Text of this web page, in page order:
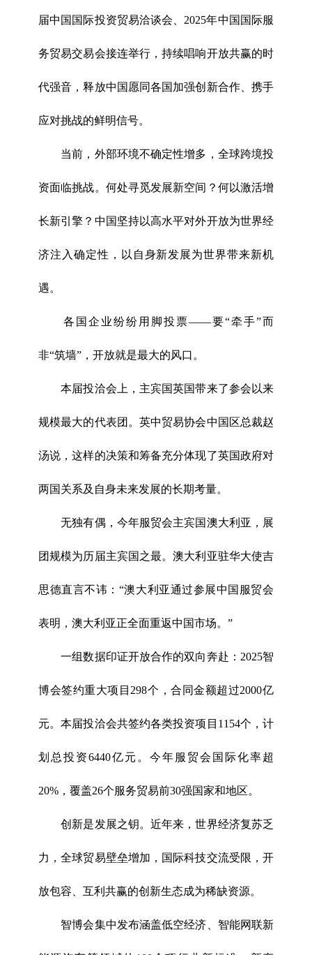
届中国国际投资贸易洽谈会、2025年中国国际服
务贸易交易会接连举行，持续唱响开放共赢的时
代强音，释放中国愿同各国加强创新合作、携手
应对挑战的鲜明信号。
当前，外部环境不确定性增多，全球跨境投
资面临挑战。何处寻觅发展新空间？何以激活增
长新引擎？中国坚持以高水平对外开放为世界经
济注入确定性，以自身新发展为世界带来新机
遇。
各国企业纷纷用脚投票——要“牵手”而
非“筑墙”，开放就是最大的风口。
本届投洽会上，主宾国英国带来了参会以来
规模最大的代表团。英中贸易协会中国区总裁赵
汤说，这样的决策和筹备充分体现了英国政府对
两国关系及自身未来发展的长期考量。
无独有偶，今年服贸会主宾国澳大利亚，展
团规模为历届主宾国之最。澳大利亚驻华大使吉
思德直言不讳：“澳大利亚通过参展中国服贸会
表明，澳大利亚正全面重返中国市场。”
一组数据印证开放合作的双向奔赴：2025智
博会签约重大项目298个，合同金额超过2000亿
元。本届投洽会共签约各类投资项目1154个，计
划总投资6440亿元。今年服贸会国际化率超
20%，覆盖26个服务贸易前30强国家和地区。
创新是发展之钥。近年来，世界经济复苏乏
力，全球贸易壁垒增加，国际科技交流受限，开
放包容、互利共赢的创新生态成为稀缺资源。
智博会集中发布涵盖低空经济、智能网联新